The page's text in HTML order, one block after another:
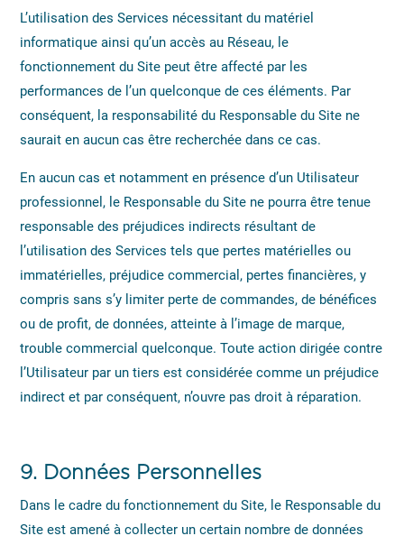
L’utilisation des Services nécessitant du matériel
informatique ainsi qu’un accès au Réseau, le
fonctionnement du Site peut être affecté par les
performances de l’un quelconque de ces éléments. Par
conséquent, la responsabilité du Responsable du Site ne
saurait en aucun cas être recherchée dans ce cas.
En aucun cas et notamment en présence d’un Utilisateur
professionnel, le Responsable du Site ne pourra être tenue
responsable des préjudices indirects résultant de
l’utilisation des Services tels que pertes matérielles ou
immatérielles, préjudice commercial, pertes financières, y
compris sans s’y limiter perte de commandes, de bénéfices
ou de profit, de données, atteinte à l’image de marque,
trouble commercial quelconque. Toute action dirigée contre
l’Utilisateur par un tiers est considérée comme un préjudice
indirect et par conséquent, n’ouvre pas droit à réparation.
9. Données Personnelles
Dans le cadre du fonctionnement du Site, le Responsable du
Site est amené à collecter un certain nombre de données